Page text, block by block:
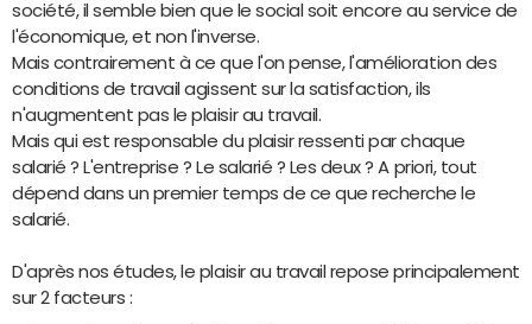
société, il semble bien que le social soit encore au service de
l'économique, et non l'inverse.
Mais contrairement à ce que l'on pense, l'amélioration des
conditions de travail agissent sur la satisfaction, ils
n'augmentent pas le plaisir au travail.
Mais qui est responsable du plaisir ressenti par chaque
salarié ? L'entreprise ? Le salarié ? Les deux ? A priori, tout
dépend dans un premier temps de ce que recherche le
salarié.
D'après nos études, le plaisir au travail repose principalement
sur 2 facteurs :